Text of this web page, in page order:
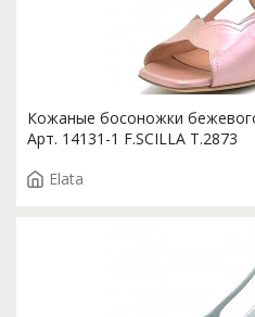
Кожаные босоножки
Арт. 14131-1 F.SCILLA T.2873
Elata